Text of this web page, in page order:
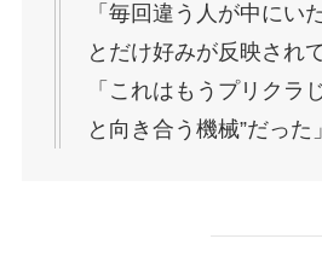
「毎回違う人が中にい
とだけ好みが反映され
「これはもうプリクラ
と向き合う機械”だった」